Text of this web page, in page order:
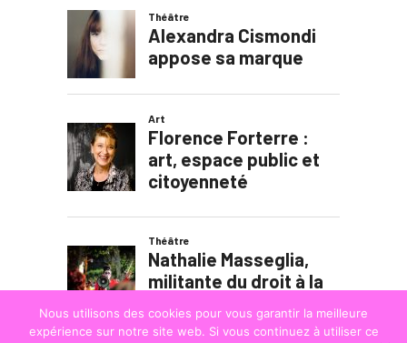
Nous utilisons des cookies pour vous garantir la meilleure
expérience sur notre site web. Si vous continuez à utiliser ce